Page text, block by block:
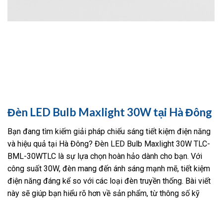
Đèn LED Bulb Maxlight 30W tại Hà Đông
Bạn đang tìm kiếm giải pháp chiếu sáng tiết kiệm điện năng
và hiệu quả tại Hà Đông? Đèn LED Bulb Maxlight 30W TLC-
BML-30WTLC là sự lựa chọn hoàn hảo dành cho bạn. Với
công suất 30W, đèn mang đến ánh sáng mạnh mẽ, tiết kiệm
điện năng đáng kể so với các loại đèn truyền thống. Bài viết
này sẽ giúp bạn hiểu rõ hơn về sản phẩm, từ thông số kỹ